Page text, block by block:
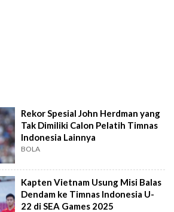
Rekor Spesial John Herdman yang
Tak Dimiliki Calon Pelatih Timnas
Indonesia Lainnya
BOLA
Kapten Vietnam Usung Misi Balas
Dendam ke Timnas Indonesia U-
22 di SEA Games 2025